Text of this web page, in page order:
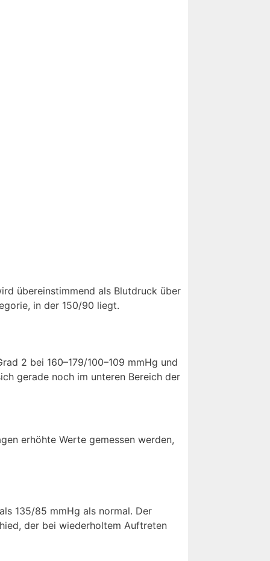
übereinstimmend als Blutdruck über
in der 150/90 liegt.
2 bei 160–179/100–109 mmHg und
gerade noch im unteren Bereich der
erhöhte Werte gemessen werden,
135/85 mmHg als normal. Der
der bei wiederholtem Auftreten